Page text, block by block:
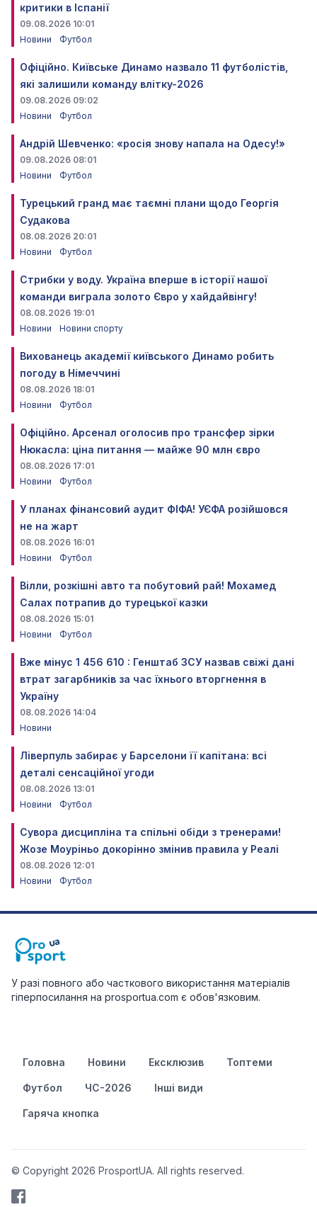
критики в Іспанії
09.08.2026 10:01
Новини
Футбол
Офіційно. Київське Динамо назвало 11 футболістів,
які залишили команду влітку-2026
09.08.2026 09:02
Новини
Футбол
Андрій Шевченко: «росія знову напала на Одесу!»
09.08.2026 08:01
Новини
Футбол
Турецький гранд має таємні плани щодо Георгія
Судакова
08.08.2026 20:01
Новини
Футбол
Стрибки у воду. Україна вперше в історії нашої
команди виграла золото Євро у хайдайвінгу!
08.08.2026 19:01
Новини
Новини спорту
Вихованець академії київського Динамо робить
погоду в Німеччині
08.08.2026 18:01
Новини
Футбол
Офіційно. Арсенал оголосив про трансфер зірки
Нюкасла: ціна питання — майже 90 млн євро
08.08.2026 17:01
Новини
Футбол
У планах фінансовий аудит ФІФА! УЄФА розійшовся
не на жарт
08.08.2026 16:01
Новини
Футбол
Вілли, розкішні авто та побутовий рай! Мохамед
Салах потрапив до турецької казки
08.08.2026 15:01
Новини
Футбол
Вже мінус 1 456 610 : Генштаб ЗСУ назвав свіжі дані
втрат загарбників за час їхнього вторгнення в
Україну
08.08.2026 14:04
Новини
Ліверпуль забирає у Барселони її капітана: всі
деталі сенсаційної угоди
08.08.2026 13:01
Новини
Футбол
Сувора дисципліна та спільні обіди з тренерами!
Жозе Моуріньо докорінно змінив правила у Реалі
08.08.2026 12:01
Новини
Футбол
У разі повного або часткового використання матеріалів
гіперпосилання на prosportua.com є обов'язковим.
Головна Новини Ексклюзив Топтеми
Футбол ЧС-2026 Інші види
Гаряча кнопка
© Copyright 2026 ProsportUA. All rights reserved.